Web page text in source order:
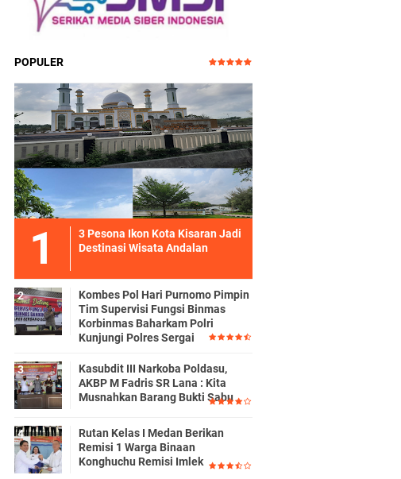
POPULER
3 Pesona Ikon Kota Kisaran Jadi
Destinasi Wisata Andalan
Kombes Pol Hari Purnomo Pimpin
Tim Supervisi Fungsi Binmas
Korbinmas Baharkam Polri
Kunjungi Polres Sergai
Kasubdit III Narkoba Poldasu,
AKBP M Fadris SR Lana : Kita
Musnahkan Barang Bukti Sabu
Rutan Kelas I Medan Berikan
Remisi 1 Warga Binaan
Konghuchu Remisi Imlek